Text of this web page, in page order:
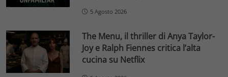
5 Agosto 2026
The Menu, il thriller di Anya Taylor-
Joy e Ralph Fiennes critica l’alta
cucina su Netflix